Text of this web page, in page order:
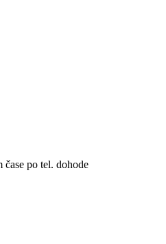
čase po tel. dohode